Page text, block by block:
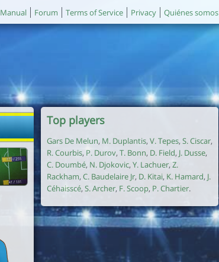
Manual Forum Terms of Service Privacy Quiénes somos
Top players
Gars De Melun, M. Duplantis, V. Tepes, S. Ciscar,
R. Courbis, P. Durov, T. Bonn, D. Field, J. Dusse,
C. Doumbé, N. Djokovic, Y. Lachuer,Z.
Rackham, C. Baudelaire Jr, D. Kitai, K. Hamard, J.
Céhaisscé, S. Archer, F. Scoop, P. Chartier.